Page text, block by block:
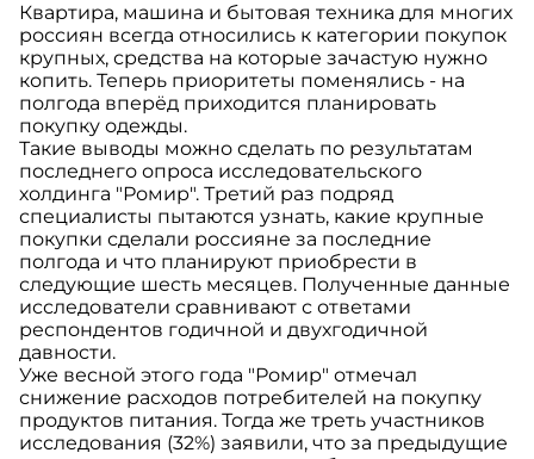
Квартира, машина и бытовая техника для многих
россиян всегда относились к категории покупок
крупных, средства на которые зачастую нужно
копить. Теперь приоритеты поменялись - на
полгода вперёд приходится планировать
покупку одежды.
Такие выводы можно сделать по результатам
последнего опроса исследовательского
холдинга "Ромир". Третий раз подряд
специалисты пытаются узнать, какие крупные
покупки сделали россияне за последние
полгода и что планируют приобрести в
следующие шесть месяцев. Полученные данные
исследователи сравнивают с ответами
респондентов годичной и двухгодичной
давности.
Уже весной этого года "Ромир" отмечал
снижение расходов потребителей на покупку
продуктов питания. Тогда же треть участников
исследования (32%) заявили, что за предыдущие